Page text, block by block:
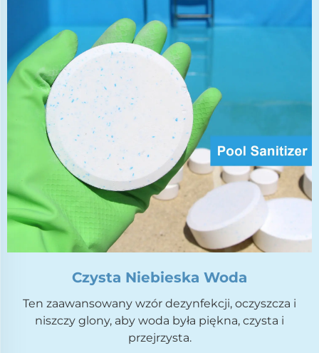
Czysta Niebieska Woda
Ten zaawansowany wzór dezynfekcji, oczyszcza i
niszczy glony, aby woda była piękna, czysta i
przejrzysta.